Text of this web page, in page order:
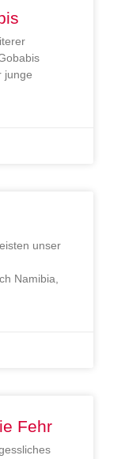
junge
unser
Namibia,
Fehr